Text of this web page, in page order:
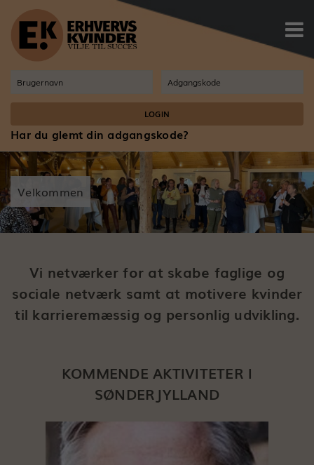

Har du glemt din adgangskode?
Velkommen
Vi netværker for at skabe faglige og
sociale netværk samt at motivere kvinder
til karrieremæssig og personlig udvikling.
KOMMENDE AKTIVITETER I
SØNDERJYLLAND